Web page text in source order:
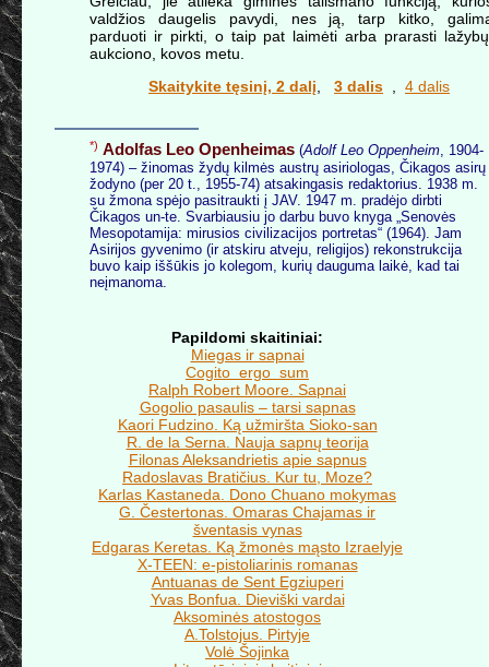
valdžios daugelis pavydi, nes ją, tarp kitko,
parduoti ir pirkti, o taip pat laimėti arba prarasti
aukciono, kovos metu.
Skaitykite tęsinį, 2 dalį, 3 dalis , 4 dalis
*) Adolfas Leo Openheimas (Adolf Leo Oppenheim, 1904-
1974) – žinomas žydų kilmės austrų asiriologas, Čikagos asirų
žodyno (per 20 t., 1955-74) atsakingasis redaktorius. 1938 m.
su žmona spėjo pasitraukti į JAV. 1947 m. pradėjo dirbti
Čikagos un-te. Svarbiausiu jo darbu buvo knyga „Senovės
Mesopotamija: mirusios civilizacijos portretas“ (1964). Jam
Asirijos gyvenimo (ir atskiru atveju, religijos) rekonstrukcija
buvo kaip iššūkis jo kolegom, kurių dauguma laikė, kad tai
neįmanoma.
Papildomi skaitiniai:
Miegas ir sapnai
Cogito ergo sum
Ralph Robert Moore. Sapnai
Gogolio pasaulis – tarsi sapnas
Kaori Fudzino. Ką užmiršta Sioko-san
R. de la Serna. Nauja sapnų teorija
Filonas Aleksandrietis apie sapnus
Radoslavas Bratičius. Kur tu, Moze?
Karlas Kastaneda. Dono Chuano mokymas
G. Čestertonas. Omaras Chajamas ir
šventasis vynas
Edgaras Keretas. Ką žmonės mąsto Izraelyje
X-TEEN: e-pistoliarinis romanas
Antuanas de Sent Egziuperi
Yvas Bonfua. Dieviški vardai
Aksominės atostogos
A.Tolstojus. Pirtyje
Volė Šojinka